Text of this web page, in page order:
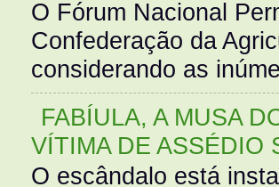
O Fórum Nacional
Confederação da
considerando as
FABÍULA, A MUSA
VÍTIMA DE ASSÉDIO
O escândalo está